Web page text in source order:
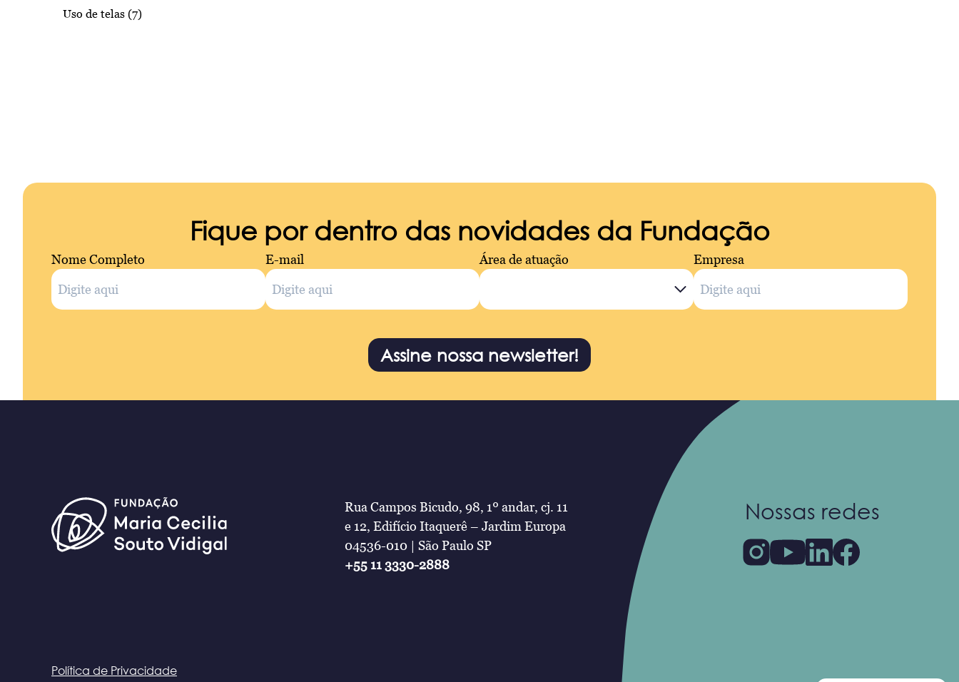
Uso de telas (7)
Fique por dentro das novidades da Fundação
Nome Completo E-mail Área de atuação Empresa
Assine nossa newsletter!
Rua Campos Bicudo, 98, 1º andar, cj. 11
e 12, Edifício Itaquerê – Jardim Europa
04536-010 | São Paulo SP
+55 11 3330-2888
Nossas redes
Política de Privacidade